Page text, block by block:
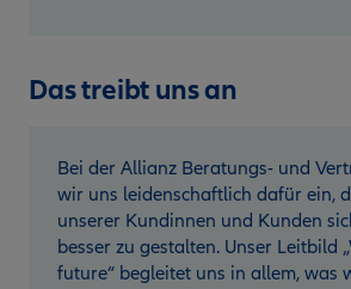
Das treibt uns an
Bei der Allianz Beratungs- und
wir uns leidenschaftlich dafür ein,
unserer Kundinnen und Kunden
besser zu gestalten. Unser Leitbild
future“ begleitet uns in allem, was